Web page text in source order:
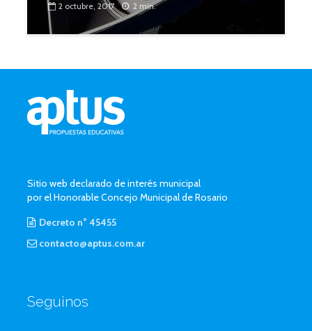
2 octubre, 2017 2 min.
Sitio web declarado de interés municipal
por el Honorable Concejo Municipal de Rosario
Decreto n° 45455
contacto@aptus.com.ar
Seguinos